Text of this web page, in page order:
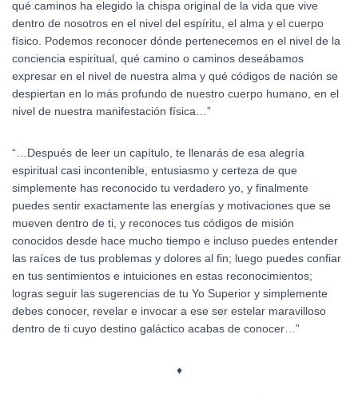
qué caminos ha elegido la chispa original de la vida que vive
dentro de nosotros en el nivel del espíritu, el alma y el cuerpo
físico. Podemos reconocer dónde pertenecemos en el nivel de la
conciencia espiritual, qué camino o caminos deseábamos
expresar en el nivel de nuestra alma y qué códigos de nación se
despiertan en lo más profundo de nuestro cuerpo humano, en el
nivel de nuestra manifestación física…”
“…Después de leer un capítulo, te llenarás de esa alegría
espiritual casi incontenible, entusiasmo y certeza de que
simplemente has reconocido tu verdadero yo, y finalmente
puedes sentir exactamente las energías y motivaciones que se
mueven dentro de ti, y reconoces tus códigos de misión
conocidos desde hace mucho tiempo e incluso puedes entender
las raíces de tus problemas y dolores al fin; luego puedes confiar
en tus sentimientos e intuiciones en estas reconocimientos;
logras seguir las sugerencias de tu Yo Superior y simplemente
debes conocer, revelar e invocar a ese ser estelar maravilloso
dentro de ti cuyo destino galáctico acabas de conocer…”
♦